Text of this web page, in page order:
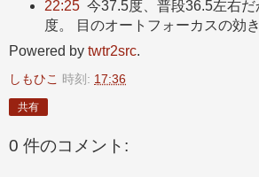
22:25 今37.5度、普段36.5左右
度。 目のオートフォーカスの効き
Powered by twtr2src.
しもひこ 時刻: 17:36
共有
0 件のコメント: